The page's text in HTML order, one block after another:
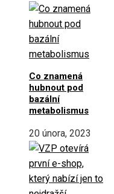
Co znamená
hubnout pod
bazální
metabolismus
20 února, 2023